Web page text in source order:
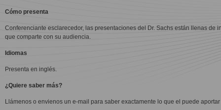
Cómo presenta
Conferenciante esclarecedor, las presentaciones del Dr. Sachs están llenas de
que comparte con su audiencia.
Idiomas
Presenta en inglés.
¿Quiere saber más?
Llámenos o envienos un e-mail para saber exactamente lo que el puede